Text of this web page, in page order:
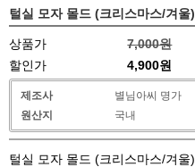
털실 모자 몰드 (크리스마스/겨울)
상품가
7,000원
할인가
4,900원
제조사
별님아씨 명가
원산지
국내
털실 모자 몰드 (크리스마스/겨울)